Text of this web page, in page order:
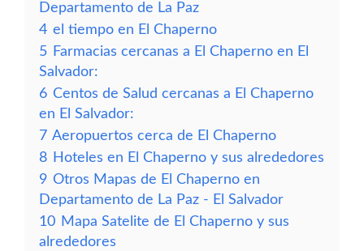
Departamento de La Paz
4 el tiempo en El Chaperno
5 Farmacias cercanas a El Chaperno en El
Salvador:
6 Centos de Salud cercanas a El Chaperno
en El Salvador:
7 Aeropuertos cerca de El Chaperno
8 Hoteles en El Chaperno y sus alrededores
9 Otros Mapas de El Chaperno en
Departamento de La Paz - El Salvador
10 Mapa Satelite de El Chaperno y sus
alrededores